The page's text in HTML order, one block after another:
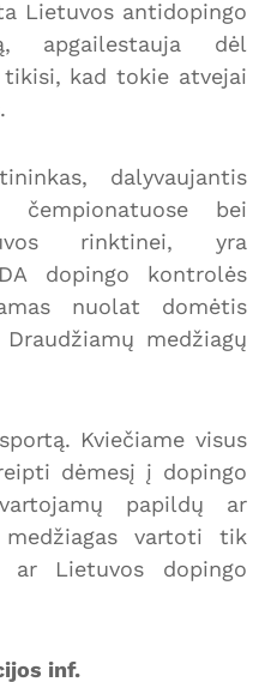
Lietuvos antidopingo
apgailestauja dėl
kad tokie atvejai
dalyvaujantis
bei
rinktinei, yra
dopingo kontrolės
nuolat domėtis
medžiagų
Kviečiame visus
dėmesį į dopingo
papildų ar
vartoti tik
ar Lietuvos dopingo
inf.